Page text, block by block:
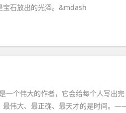
石放出的光泽。&mdash
伟大的作者，它会给每个人写出完
伟大、最正确、最天才的是时间。